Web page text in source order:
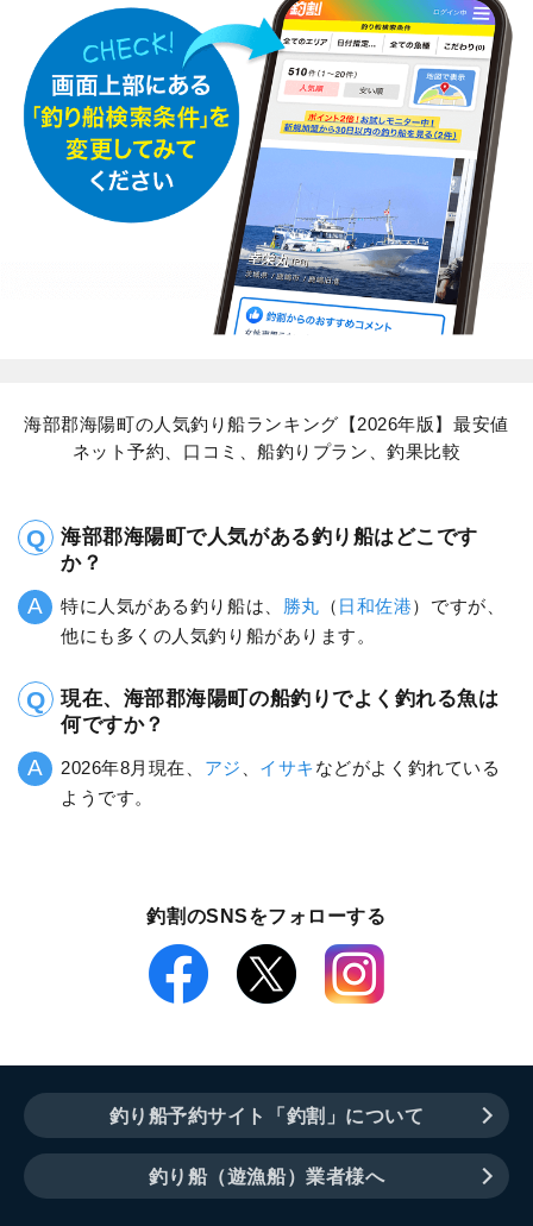
海部郡海陽町の人気釣り船ランキング【2026年版】最安値
ネット予約、口コミ、船釣りプラン、釣果比較
海部郡海陽町で人気がある釣り船はどこです
か？
特に人気がある釣り船は、 勝丸 （ 日和佐港）ですが、
他にも多くの人気釣り船があります。
現在、海部郡海陽町の船釣りでよく釣れる魚は
何ですか？
2026年8月現在、 アジ イサキなどがよく釣れている
ようです。
釣割のSNSをフォローする
釣り船予約サイト「釣割」について
釣り船（遊漁船）業者様へ